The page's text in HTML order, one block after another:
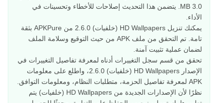
3.0 MB. يتضمن هذا التحديث إصلاحات للأخطاء وتحسينات في
الأداء.
يمكنك تنزيل HD Wallpapers (خلفيات) 2.6.0 من APKPure بثقة
تامة. تم التحقق من ملف APK من حيث التوقيع وسلامة الملف
لضمان عملية تثبيت آمنة.
تحقق من قسم سجل التغييرات أدناه لمعرفة تفاصيل التغييرات في
الإصدار HD Wallpapers (خلفيات) 2.6.0، واطلع على معلومات
APK لمعرفة تفاصيل الحزمة، متطلبات النظام، ومعلومات التوافق.
نظرًا لأن الإصدارات الجديدة من HD Wallpapers (خلفيات) يتم